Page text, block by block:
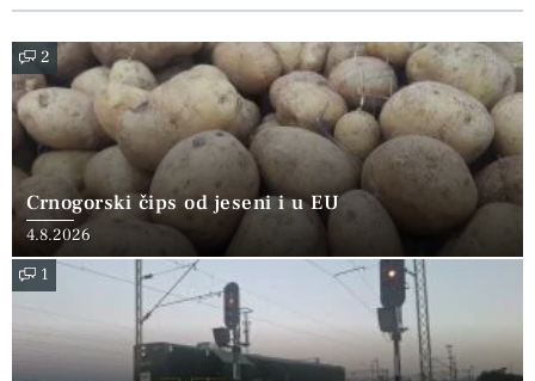
2
Crnogorski čips od jeseni i u EU
4.8.2026
1